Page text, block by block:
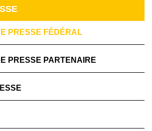
PRESSE FÉDÉRAL
PRESSE PARTENAIRE